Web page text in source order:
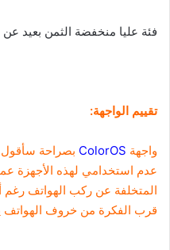
فئة عليا منخفضة الثمن بعيد
تقييم الواجهة:
واجهة ColorOS بصراحة سأقول
عدم استخدامي لهذه الأجهزة
المتخلفة عن ركب الهواتف رغم
قرب الفكرة من خروف الهواتف